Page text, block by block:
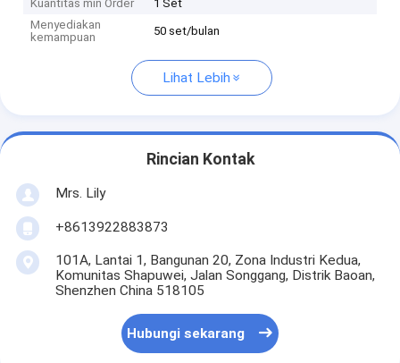
Kuantitas min Order
1 Set
Menyediakan
kemampuan
50 set/bulan
Lihat Lebih
Rincian Kontak
Mrs. Lily
+8613922883873
101A, Lantai 1, Bangunan 20, Zona Industri Kedua,
Komunitas Shapuwei, Jalan Songgang, Distrik Baoan,
Shenzhen China 518105
Hubungi sekarang